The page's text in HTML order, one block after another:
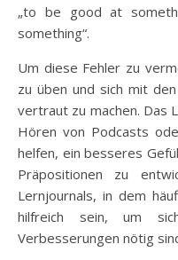
„to be good at
something“.
Um diese Fehler zu
zu üben und sich mit
vertraut zu machen. Das
Hören von Podcasts
helfen, ein besseres
Präpositionen zu
Lernjournals, in dem
hilfreich sein, um
Verbesserungen nötig